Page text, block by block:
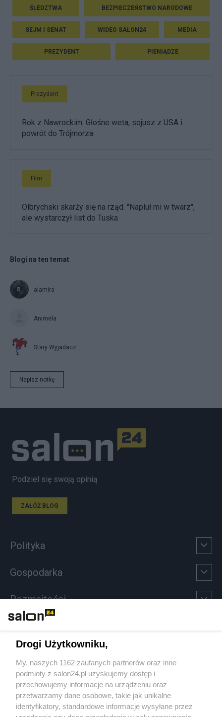
ŚLEDZTWA BEZPIECZEŃSTWO NARODOWE
SEJM I SENAT WIDEO SALON24 MEDIA
PREZYDENT PIENIĄDZE
Prezydent
Rok z Nawrockim. Głośne weta, sojusz z USA i
powrót do Trójmorza
Film
Olbrychski skarży się na rząd. "Napluł mi w twarz",
ale wystarczył list do Tuska
Blogi na ten temat
alamira
Animela
Stary Wyjadacz
Napisz notkę
Podziel się swoją opinią
ZAŁÓŻ BLOG
Polityka
Gospodarka
Rozmaitości
Sport
Społeczeństwo
Kultura
Drogi Użytkowniku,
My, naszych 1162 zaufanych partnerów oraz inne
podmioty z salon24.pl uzyskujemy dostęp i
przechowujemy informacje na urządzeniu oraz
przetwarzamy dane osobowe, takie jak unikalne
identyfikatory, standardowe informacje wysyłane przez